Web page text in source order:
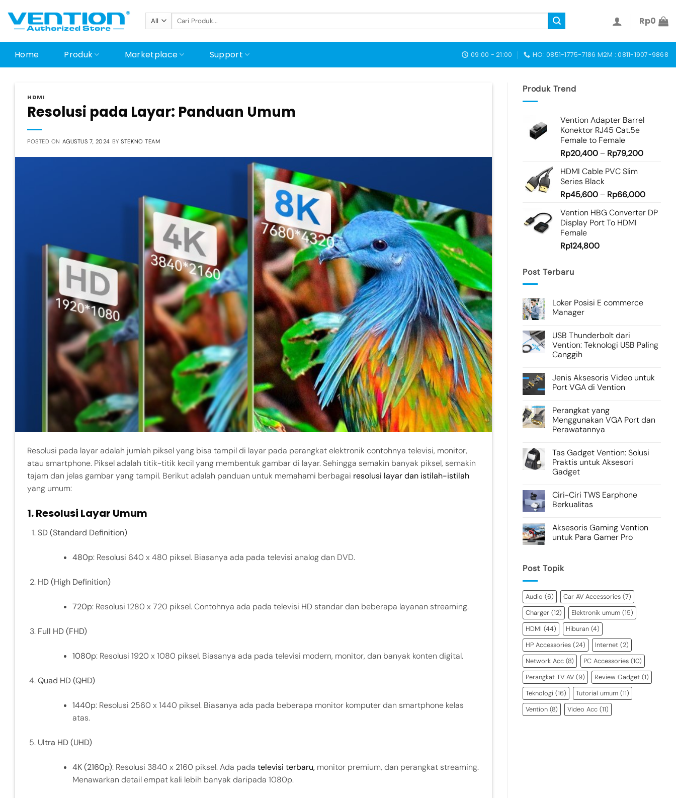
content
Pencarian
Rp0
Home Produk Marketplace Support 09:00 - 21:00 HO: 0851-1775-7186 M2M : 0811-1907-9868
HDMI
Resolusi pada Layar: Panduan Umum
POSTED ON AGUSTUS 7, 2024 BYSTEKNO TEAM
Resolusi pada layar adalah jumlah piksel yang bisa tampil di layar pada perangkat elektronik contohnya televisi, monitor,
atau smartphone. Piksel adalah titik-titik kecil yang membentuk gambar di layar. Sehingga semakin banyak piksel, semakin
tajam dan jelas gambar yang tampil. Berikut adalah panduan untuk memahami berbagai resolusi layar dan istilah-istilah
yang umum:
1.Resolusi Layar Umum
SD (Standard Definition)
480p: Resolusi 640 x 480 piksel. Biasanya ada pada televisi analog dan DVD.
HD (High Definition)
720p: Resolusi 1280 x 720 piksel. Contohnya ada pada televisi HD standar dan beberapa layanan streaming.
Full HD (FHD)
1080p: Resolusi 1920 x 1080 piksel. Biasanya ada pada televisi modern, monitor, dan banyak konten digital.
Quad HD (QHD)
1440p: Resolusi 2560 x 1440 piksel. Biasanya ada pada beberapa monitor komputer dan smartphone kelas
atas.
Ultra HD (UHD)
4K (2160p): Resolusi 3840 x 2160 piksel. Ada pada televisi terbaru,monitor premium, dan perangkat streaming.
Menawarkan detail empat kali lebih banyak daripada 1080p.
Produk Trend
Vention Adapter Barrel
Konektor RJ45 Cat.5e
Female to Female
Rp20,400– Rp79,200
HDMI Cable PVC Slim
Series Black
Rp45,600– Rp66,000
Vention HBG Converter DP
Display Port To HDMI
Female
Rp124,800
Post Terbaru
Loker Posisi E commerce
Manager
USB Thunderbolt dari
Vention: Teknologi USB Paling
Canggih
Jenis Aksesoris Video untuk
Port VGA di Vention
Perangkat yang
Menggunakan VGA Port dan
Perawatannya
Tas Gadget Vention: Solusi
Praktis untuk Aksesori
Gadget
Ciri-Ciri TWS Earphone
Berkualitas
Aksesoris Gaming Vention
untuk Para Gamer Pro
Post Topik
Audio (6) Car AV Accessories (7)
Charger (12) Elektronik umum (15)
HDMI (44) Hiburan (4)
HP Accessories (24) Internet (2)
Network Acc (8) PC Accessories (10)
Perangkat TV AV (9) Review Gadget (1)
Teknologi (16) Tutorial umum (11)
Vention (8) Video Acc (11)